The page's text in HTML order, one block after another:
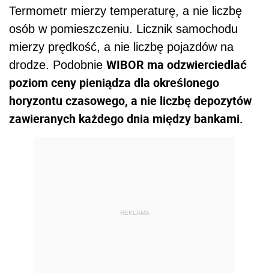
Termometr mierzy temperaturę, a nie liczbę
osób w pomieszczeniu. Licznik samochodu
mierzy prędkość, a nie liczbę pojazdów na
drodze. Podobnie WIBOR ma odzwierciedlać
poziom ceny pieniądza dla określonego
horyzontu czasowego, a nie liczbę depozytów
zawieranych każdego dnia między bankami.
REKLAMA